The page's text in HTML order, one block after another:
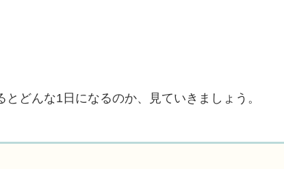
どんな1日になるのか、見ていきましょう。